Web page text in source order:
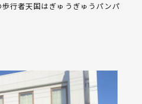
行者天国はぎゅうぎゅうパンパ